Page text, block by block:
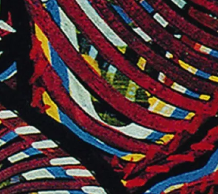
Historia Illustrerat Klass
Kvinnors liv Kärlek
Läsa Mord Nobelpriset
Nyutkommet Personligt Poesi
& samhälle Prisbelönt
Relationer Sorg
Storbritannien Summeringar
Tonår Ungdomsböcker
USA Utläst Vill läsa